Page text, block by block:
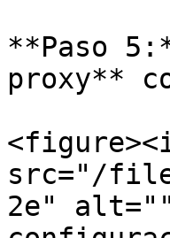
**Paso
proxy**
src="/
2e"